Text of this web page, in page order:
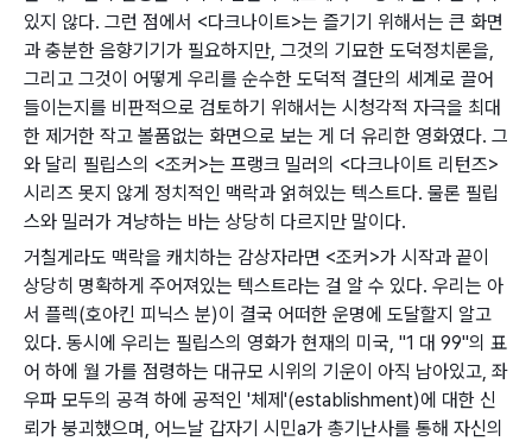
있지 않다. 그런 점에서 <다크나이트>는 즐기기 위해서는 큰 화면
과 충분한 음향기기가 필요하지만, 그것의 기묘한 도덕정치론을,
그리고 그것이 어떻게 우리를 순수한 도덕적 결단의 세계로 끌어
들이는지를 비판적으로 검토하기 위해서는 시청각적 자극을 최대
한 제거한 작고 볼품없는 화면으로 보는 게 더 유리한 영화였다. 그
와 달리 필립스의 <조커>는 프랭크 밀러의 <다크나이트 리턴즈>
시리즈 못지 않게 정치적인 맥락과 얽혀있는 텍스트다. 물론 필립
스와 밀러가 겨냥하는 바는 상당히 다르지만 말이다.
거칠게라도 맥락을 캐치하는 감상자라면 <조커>가 시작과 끝이
상당히 명확하게 주어져있는 텍스트라는 걸 알 수 있다. 우리는 아
서 플렉(호아킨 피닉스 분)이 결국 어떠한 운명에 도달할지 알고
있다. 동시에 우리는 필립스의 영화가 현재의 미국, "1 대 99"의 표
어 하에 월 가를 점령하는 대규모 시위의 기운이 아직 남아있고, 좌
우파 모두의 공격 하에 공적인 '체제'(establishment)에 대한 신
뢰가 붕괴했으며, 어느날 갑자기 시민a가 총기난사를 통해 자신의